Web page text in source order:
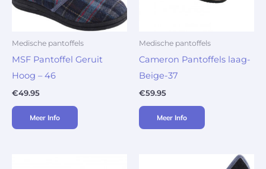
Medische pantoffels
MSF Pantoffel Geruit
Hoog – 46
€49.95
Meer Info
Medische pantoffels
Cameron Pantoffels laag-
Beige-37
€59.95
Meer Info